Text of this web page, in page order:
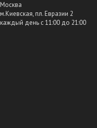
Москва
м.Киевская, пл. Евразии 2
каждый день c 11:00 до 21:00